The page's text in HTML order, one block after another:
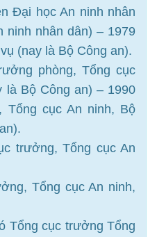
Đại học An ninh nhân
ninh nhân dân) – 1979
(nay là Bộ Công an).
phòng, Tổng cục
là Bộ Công an) – 1990
Tổng cục An ninh, Bộ
trưởng, Tổng cục An
Tổng cục An ninh,
Tổng cục trưởng Tổng